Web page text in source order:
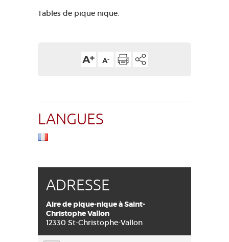
Tables de pique nique.
LANGUES
ADRESSE
Aire de pique-nique à Saint-
Christophe Vallon
12330 St-Christophe-Vallon